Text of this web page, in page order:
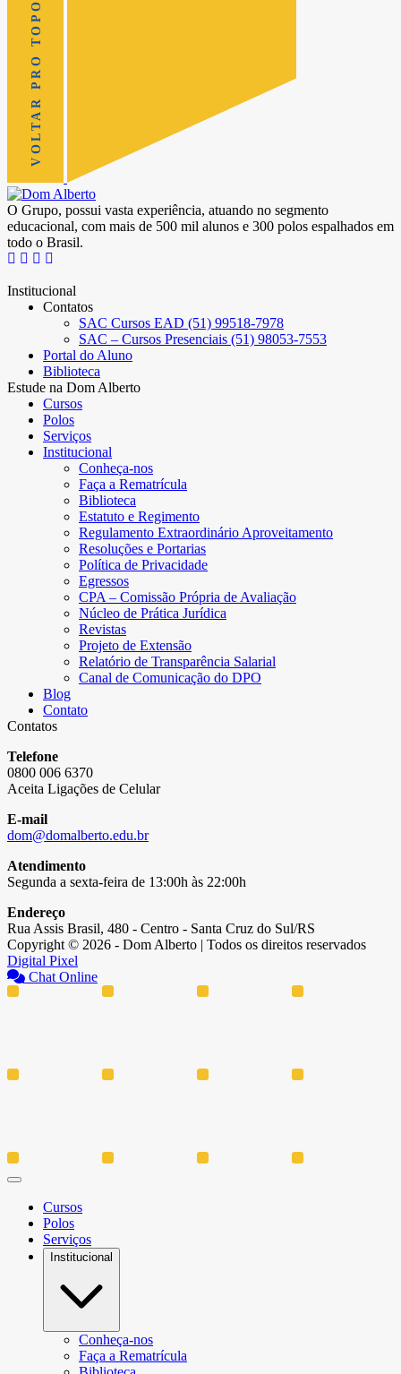
VOLTAR PRO TOPO
O Grupo, possui vasta experiência, atuando no segmento
educacional, com mais de 500 mil alunos e 300 polos espalhados em
todo o Brasil.
Institucional
Contatos
SAC Cursos EAD (51) 99518-7978
SAC – Cursos Presenciais (51) 98053-7553
Portal do Aluno
Biblioteca
Estude na Dom Alberto
Cursos
Polos
Serviços
Institucional
Conheça-nos
Faça a Rematrícula
Biblioteca
Estatuto e Regimento
Regulamento Extraordinário Aproveitamento
Resoluções e Portarias
Política de Privacidade
Egressos
CPA – Comissão Própria de Avaliação
Núcleo de Prática Jurídica
Revistas
Projeto de Extensão
Relatório de Transparência Salarial
Canal de Comunicação do DPO
Blog
Contato
Contatos
Telefone
0800 006 6370
Aceita Ligações de Celular
E-mail
dom@domalberto.edu.br
Atendimento
Segunda a sexta-feira de 13:00h às 22:00h
Endereço
Rua Assis Brasil, 480 - Centro - Santa Cruz do Sul/RS
Copyright © 2026 - Dom Alberto | Todos os direitos reservados
Digital Pixel
Chat Online
Cursos
Polos
Serviços
Institucional
Conheça-nos
Faça a Rematrícula